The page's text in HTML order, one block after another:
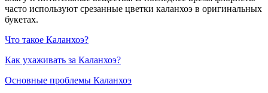
часто используют срезанные цветки каланхоэ в оригинальных
букетах.
Что такое Каланхоэ?
Как ухаживать за Каланхоэ?
Основные проблемы Каланхоэ